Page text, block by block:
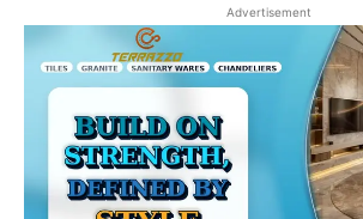
Advertisement